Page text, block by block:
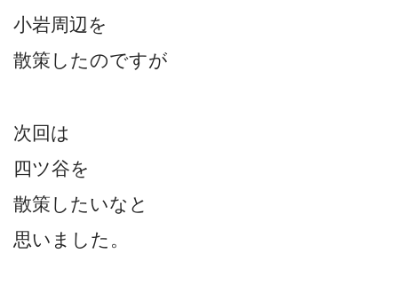
小岩周辺を
散策したのですが
次回は
四ツ谷を
散策したいなと
思いました。